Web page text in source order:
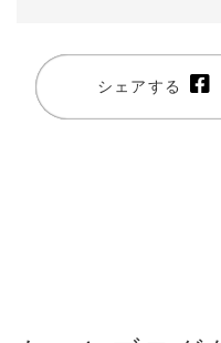
シェアする